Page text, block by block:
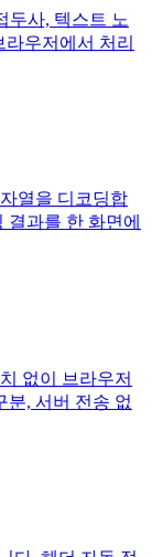
두사, 텍스트 노
우저에서 처리
열을 디코딩합
결과를 한 화면에
없이 브라우저
분, 서버 전송 없